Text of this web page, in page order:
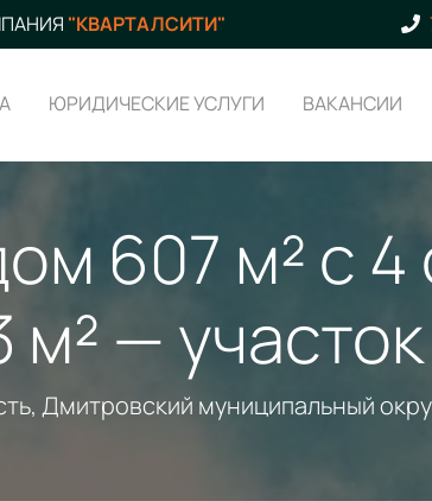
"КВАРТАЛСИТИ"
ЮРИДИЧЕСКИЕ УСЛУГИ ВАКАНСИИ
607 м² с 4
—
Дмитровский муниципальный